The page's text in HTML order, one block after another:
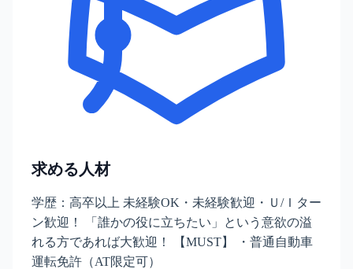
求める人材
学歴：高卒以上 未経験OK・未経験歓迎・Ｕ/Ｉター
ン歓迎！ 「誰かの役に立ちたい」という意欲の溢
れる方であれば大歓迎！ 【MUST】 ・普通自動車
運転免許（AT限定可）